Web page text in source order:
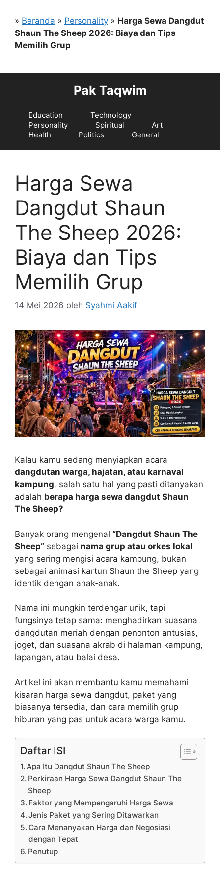
» Beranda » Personality » Harga Sewa Dangdut
Shaun The Sheep 2026: Biaya dan Tips
Memilih Grup
Pak Taqwim
Education
Technology
Personality
Spiritual
Art
Health
Politics General
Harga Sewa
Dangdut Shaun
The Sheep 2026:
Biaya dan Tips
Memilih Grup
14 Mei 2026 oleh Syahmi Aakif
Kalau kamu sedang menyiapkan acara
dangdutan warga, hajatan, atau karnaval
kampung, salah satu hal yang pasti ditanyakan
adalah berapa harga sewa dangdut Shaun
The Sheep?
Banyak orang mengenal “Dangdut Shaun The
Sheep” sebagai nama grup atau orkes lokal
yang sering mengisi acara kampung, bukan
sebagai animasi kartun Shaun the Sheep yang
identik dengan anak‑anak.
Nama ini mungkin terdengar unik, tapi
fungsinya tetap sama: menghadirkan suasana
dangdutan meriah dengan penonton antusias,
joget, dan suasana akrab di halaman kampung,
lapangan, atau balai desa.
Artikel ini akan membantu kamu memahami
kisaran harga sewa dangdut, paket yang
biasanya tersedia, dan cara memilih grup
hiburan yang pas untuk acara warga kamu.
Daftar ISI
Apa Itu Dangdut Shaun The Sheep
Perkiraan Harga Sewa Dangdut Shaun The
Sheep
Faktor yang Mempengaruhi Harga Sewa
Jenis Paket yang Sering Ditawarkan
Cara Menanyakan Harga dan Negosiasi
dengan Tepat
Penutup